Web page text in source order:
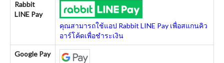
Rabbit
LINE Pay
คุณสามารถใช้แอป Rabbit LINE Pay เพื่อสแกนคิว
อาร์โค้ดเพื่อชำระเงิน
Google Pay